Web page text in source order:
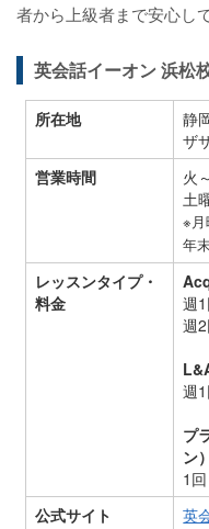
者から上級者まで安心し
英会話イーオン 浜松
所在地
静
ザ
営業時間
火
土
※月
年
レッスンタイプ・
料金
週
週
週
プ
ン）
1
公式サイト
英